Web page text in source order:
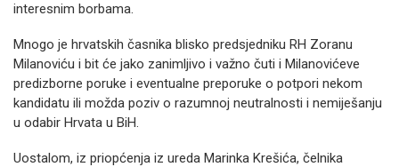
interesnim borbama.
Mnogo je hrvatskih časnika blisko predsjedniku RH Zoranu
Milanoviću i bit će jako zanimljivo i važno čuti i Milanovićeve
predizborne poruke i eventualne preporuke o potpori nekom
kandidatu ili možda poziv o razumnoj neutralnosti i nemiješanju
u odabir Hrvata u BiH.
Uostalom, iz priopćenja iz ureda Marinka Krešića, čelnika